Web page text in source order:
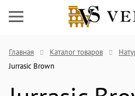
Главная Каталог товаров
Jurrasic Brown